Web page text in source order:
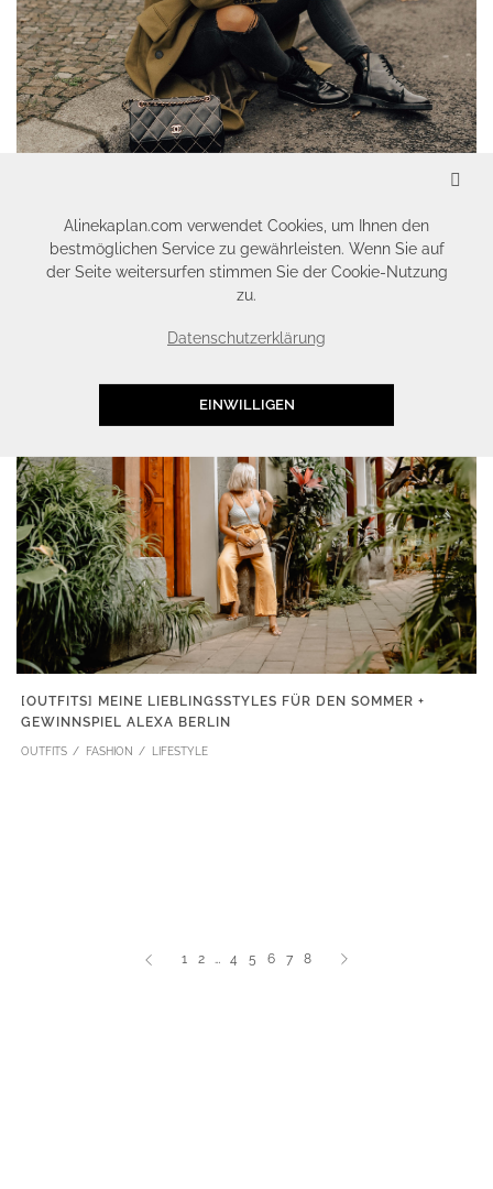
[OUTFIT] GRÜNER MANTEL, VINTAGE CHANEL TASCHE &
BOOTS || TRENDFARBE: GREENERY
[OUTFITS] MEINE LIEBLINGSSTYLES FÜR DEN SOMMER +
GEWINNSPIEL ALEXA BERLIN
OUTFITS FASHION LIFESTYLE
1 2 4 5 6 7 8
Alinekaplan.com verwendet Cookies, um Ihnen den
bestmöglichen Service zu gewährleisten. Wenn Sie auf
der Seite weitersurfen stimmen Sie der Cookie-Nutzung
zu.
Datenschutzerklärung
EINWILLIGEN